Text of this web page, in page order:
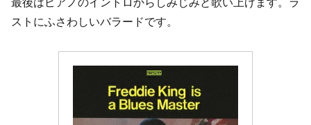
ストにふさわしいバラードです。